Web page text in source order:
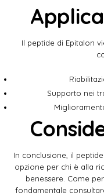
Il peptide di Epitalon
Supporto nei
In conclusione, il
opzione per chi è alla
benessere. Come
fondamentale